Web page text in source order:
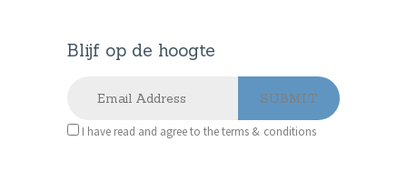
Blijf op de hoogte
I have read and agree to the terms & conditions